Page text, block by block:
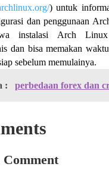
) untuk
dan penggunaan
instalasi Arch Linux
dan bisa memakan
sebelum memulainya.
: perbedaan forex dan
Comment